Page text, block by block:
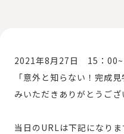
2021年8月27日 15：
「意外と知らない！完成
みいただきありがとうござ
当日のURLは下記になり